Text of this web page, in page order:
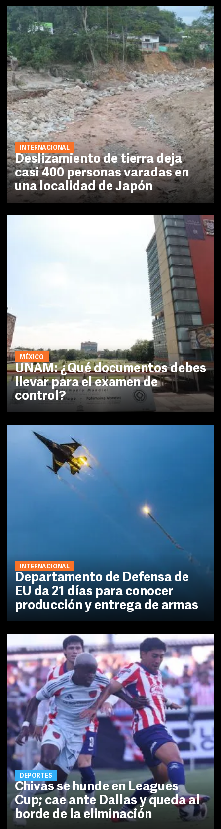
INTERNACIONAL
Deslizamiento de tierra deja
casi 400 personas varadas en
una localidad de Japón
MÉXICO
UNAM: ¿Qué documentos debes
llevar para el examen de
control?
INTERNACIONAL
Departamento de Defensa de
EU da 21 días para conocer
producción y entrega de armas
DEPORTES
Chivas se hunde en Leagues
Cup; cae ante Dallas y queda al
borde de la eliminación